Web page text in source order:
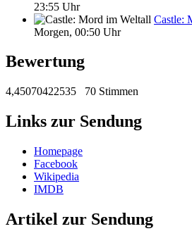
23:55 Uhr
Castle:
Morgen, 00:50 Uhr
Bewertung
4,45070422535 70 Stimmen
Links zur Sendung
Homepage
Facebook
Wikipedia
IMDB
Artikel zur Sendung